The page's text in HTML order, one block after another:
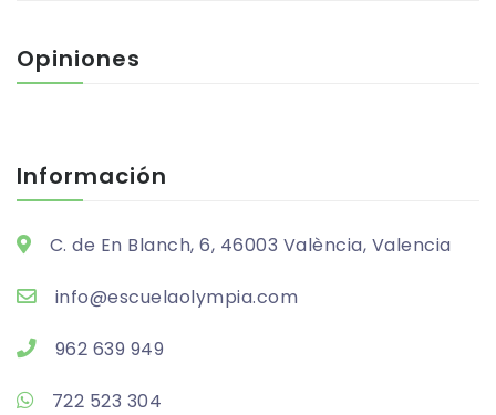
Opiniones
Información
C. de En Blanch, 6, 46003 València, Valencia
info@escuelaolympia.com
962 639 949
722 523 304